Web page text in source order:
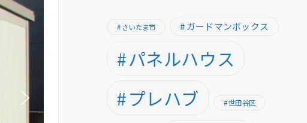
さいたま市 ガードマンボックス
パネルハウス
プレハブ
世田谷区